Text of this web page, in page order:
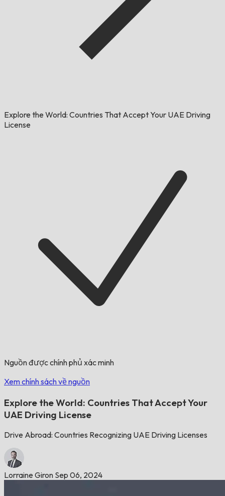
Explore the World: Countries That Accept Your UAE Driving
License
Nguồn được chính phủ xác minh
Xem chính sách về nguồn
Explore the World: Countries That Accept Your
UAE Driving License
Drive Abroad: Countries Recognizing UAE Driving Licenses
Lorraine Giron Sep 06, 2024